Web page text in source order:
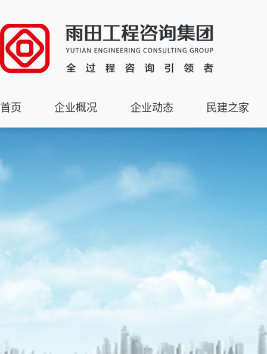
首页 企业概况 企业动态 民建之家